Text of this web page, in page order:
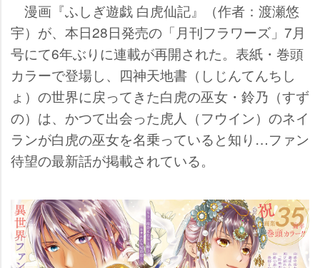
漫画『ふしぎ遊戯 白虎仙記』（作者：渡瀬悠
宇）が、本日28日発売の「月刊フラワーズ」7月
号にて6年ぶりに連載が再開された。表紙・巻頭
カラーで登場し、四神天地書（しじんてんちし
ょ）の世界に戻ってきた白虎の巫女・鈴乃（すず
の）は、かつて出会った虎人（フウイン）のネイ
ランが白虎の巫女を名乗っていると知り…ファン
待望の最新話が掲載されている。